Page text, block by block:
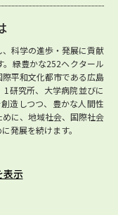
科学の進歩・発展に貢献
。緑豊かな252ヘクタール
平和文化都市である広島
研究所、大学病院並びに
造しつつ、豊かな人間性
に、地域社会、国際社会
発展を続けます。
表示